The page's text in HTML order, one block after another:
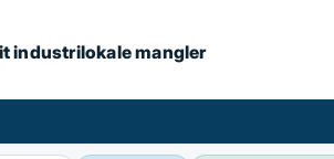
industrilokale mangler